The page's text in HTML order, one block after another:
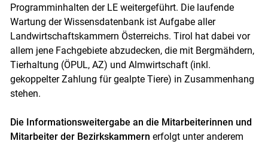
Programminhalten der LE weitergeführt. Die laufende
Wartung der Wissensdatenbank ist Aufgabe aller
Landwirtschaftskammern Österreichs. Tirol hat dabei vor
allem jene Fachgebiete abzudecken, die mit Bergmähdern,
Tierhaltung (ÖPUL, AZ) und Almwirtschaft (inkl.
gekoppelter Zahlung für gealpte Tiere) in Zusammenhang
stehen.
Die Informationsweitergabe an die Mitarbeiterinnen und
Mitarbeiter der Bezirkskammern erfolgt unter anderem